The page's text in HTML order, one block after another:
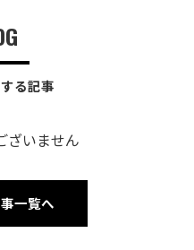
る記事
ざいません
一覧へ